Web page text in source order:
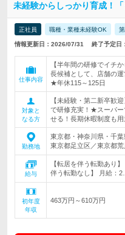
未経験からしっかり育成！
正社員 職種・業種未経験OK
情報更新日：2026/07/31 終了予定日
仕事内容
【半年間の研修でイチ
長候補として、店舗の
★年休115～125日
対象と
なる方
【未経験・第二新卒歓
で研修充実！★スーパー
せる！長期休暇制度も用
勤務地
東京都・神奈川県・千
東京都足立区／東京都
給与
【転居を伴う転勤あり
伴う転勤なし】 月給：2…
初年度
年収
463万円～610万円